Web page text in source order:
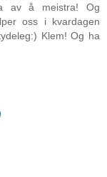
av å meistra! Og
oss i kvardagen
Klem! Og ha